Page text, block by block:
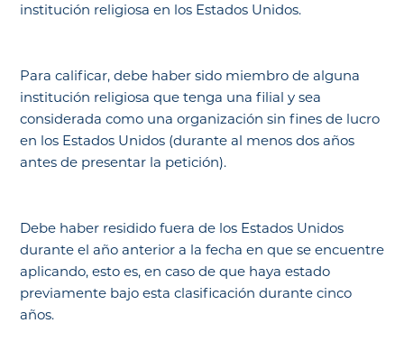
institución religiosa en los Estados Unidos.
Para calificar, debe haber sido miembro de alguna
institución religiosa que tenga una filial y sea
considerada como una organización sin fines de lucro
en los Estados Unidos (durante al menos dos años
antes de presentar la petición).
Debe haber residido fuera de los Estados Unidos
durante el año anterior a la fecha en que se encuentre
aplicando, esto es, en caso de que haya estado
previamente bajo esta clasificación durante cinco
años.